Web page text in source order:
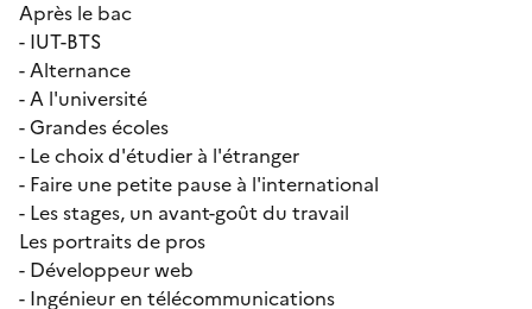
Après le bac
- IUT-BTS
- Alternance
- A l'université
- Grandes écoles
- Le choix d'étudier à l'étranger
- Faire une petite pause à l'international
- Les stages, un avant-goût du travail
Les portraits de pros
- Développeur web
- Ingénieur en télécommunications